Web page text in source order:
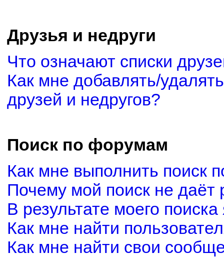
Друзья и недруги
Что означают списки
Как мне добавлять/
друзей и недругов?
Поиск по форумам
Как мне выполнить поиск
Почему мой поиск не даёт
В результате моего
Как мне найти
Как мне найти свои